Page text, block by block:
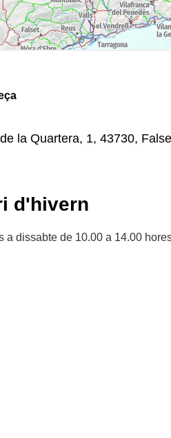
la Quartera, 1, 43730,
d'hivern
a dissabte de 10.00 a 14.00